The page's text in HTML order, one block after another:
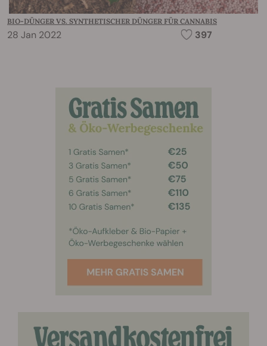
BIO-DÜNGER VS. SYNTHETISCHER DÜNGER FÜR CANNABIS
28 Jan 2022 397